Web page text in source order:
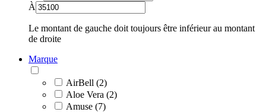
À
Le montant de gauche doit toujours être inférieur au montant
de droite
Marque
AirBell (2)
Aloe Vera (2)
Amuse (7)